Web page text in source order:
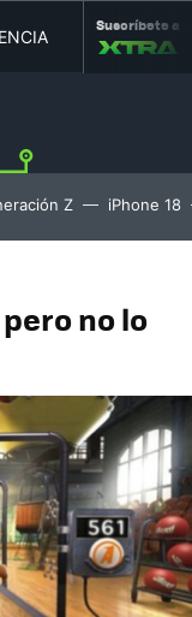
MOVILIDAD
Suscríbete a
Z iPhone 18
no lo